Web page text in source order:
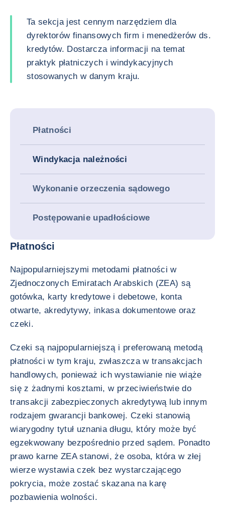
Ta sekcja jest cennym narzędziem dla
dyrektorów finansowych firm i menedżerów ds.
kredytów. Dostarcza informacji na temat
praktyk płatniczych i windykacyjnych
stosowanych w danym kraju.
Płatności
Windykacja należności
Wykonanie orzeczenia sądowego
Postępowanie upadłościowe
Płatności
Najpopularniejszymi metodami płatności w
Zjednoczonych Emiratach Arabskich (ZEA) są
gotówka, karty kredytowe i debetowe, konta
otwarte, akredytywy, inkasa dokumentowe oraz
czeki.
Czeki są najpopularniejszą i preferowaną metodą
płatności w tym kraju, zwłaszcza w transakcjach
handlowych, ponieważ ich wystawianie nie wiąże
się z żadnymi kosztami, w przeciwieństwie do
transakcji zabezpieczonych akredytywą lub innym
rodzajem gwarancji bankowej. Czeki stanowią
wiarygodny tytuł uznania długu, który może być
egzekwowany bezpośrednio przed sądem. Ponadto
prawo karne ZEA stanowi, że osoba, która w złej
wierze wystawia czek bez wystarczającego
pokrycia, może zostać skazana na karę
pozbawienia wolności.